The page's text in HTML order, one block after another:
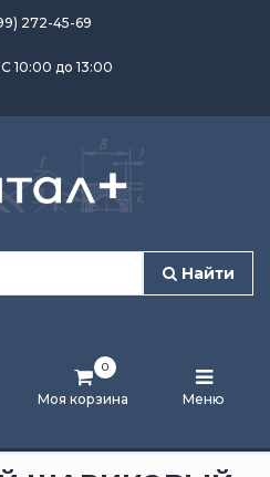
272-45-69
10:00 до 13:00
Найти
Моя корзина
0
Меню